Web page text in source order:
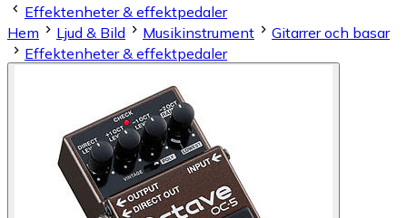
Effektenheter & effektpedaler
Hem
Ljud & Bild Musikinstrument
Gitarrer och basar
Effektenheter & effektpedaler